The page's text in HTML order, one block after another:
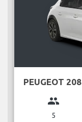
PEUGEOT 208
group
5